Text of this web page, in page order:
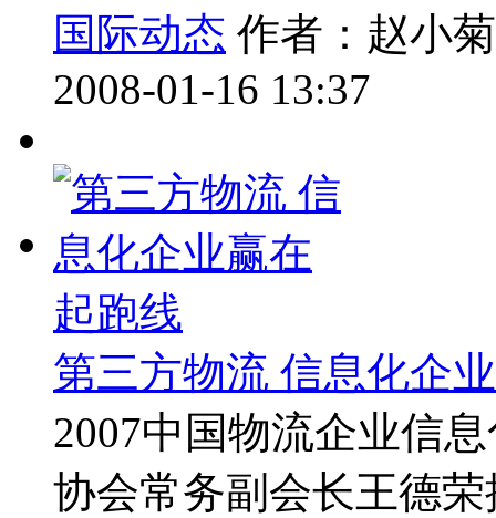
国际动态 作者：赵小
2008-01-16 13:37
第三方物流 信息化企
2007中国物流企业信
协会常务副会长王德